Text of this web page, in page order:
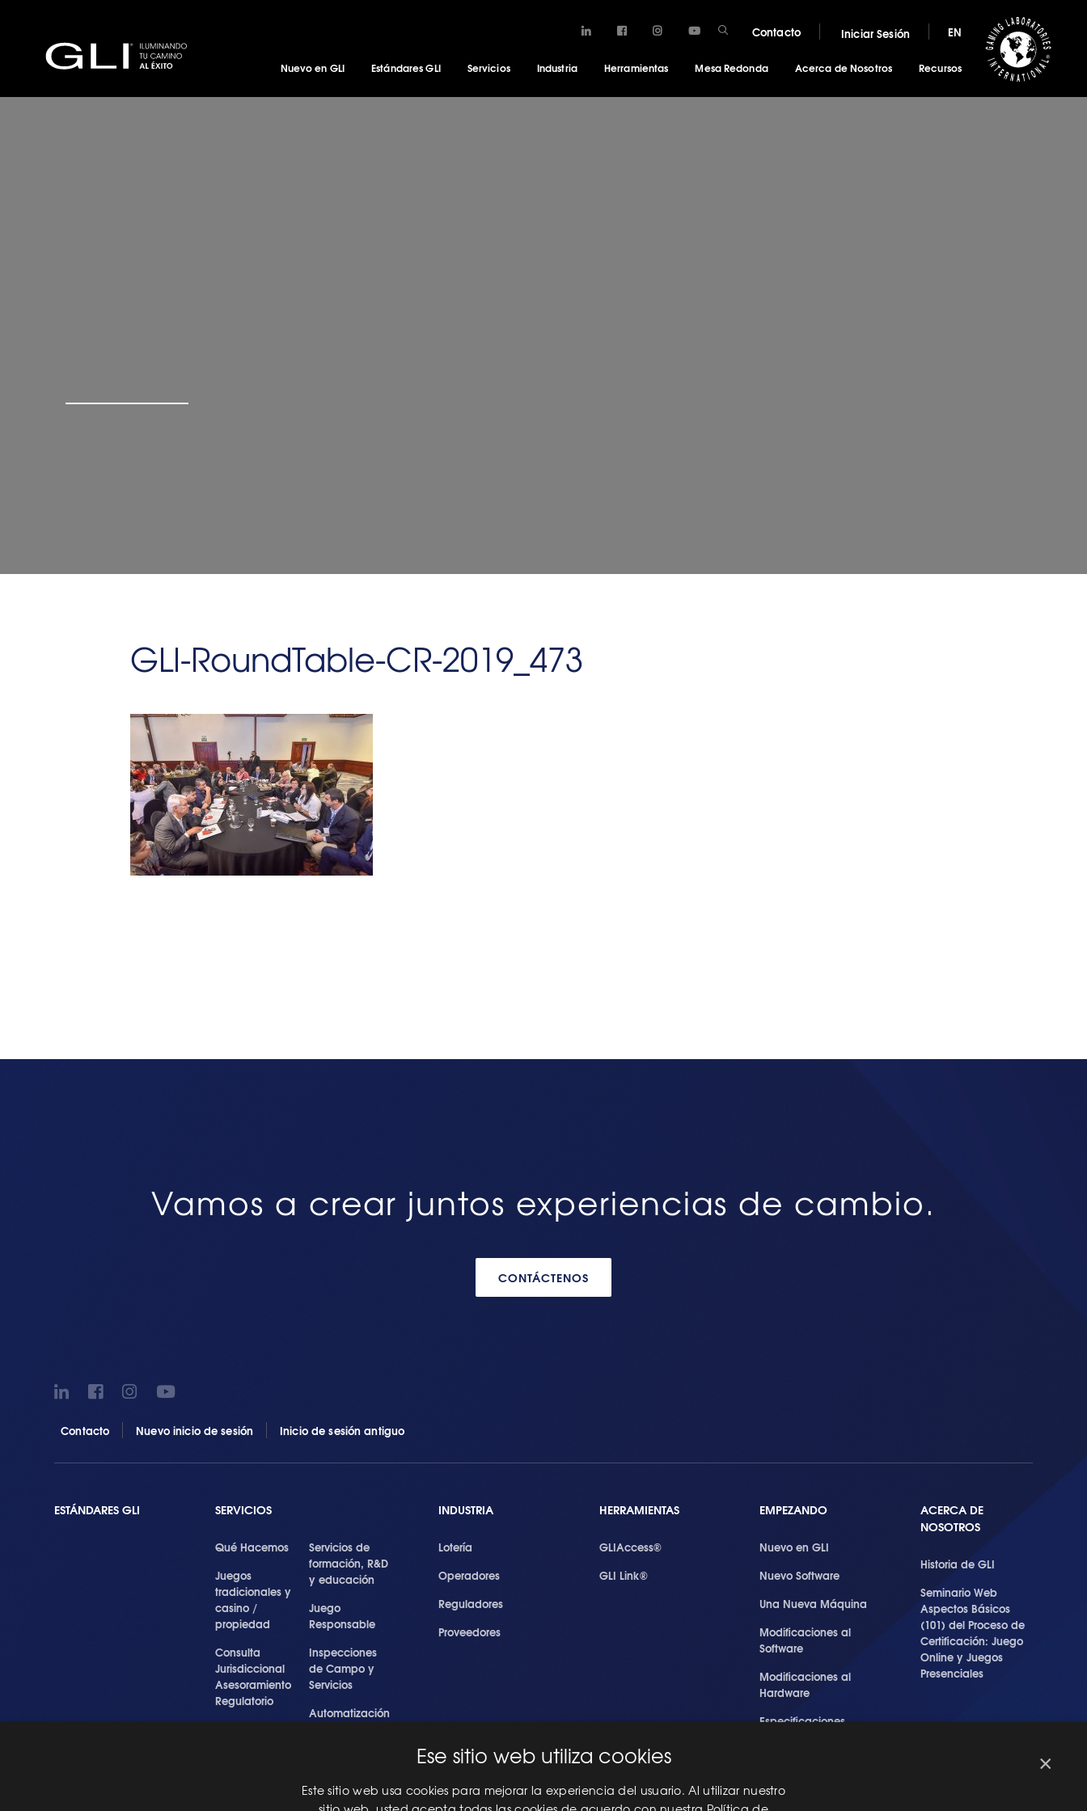
Contacto Iniciar Sesión EN
Nuevo en GLI Estándares GLI Servicios Industria Herramientas Mesa Redonda Acerca de Nosotros Recursos
GLI-RoundTable-CR-2019_473
Vamos a crear juntos experiencias de cambio.
CONTÁCTENOS
Contacto Nuevo inicio de sesión Inicio de sesión antiguo
ESTÁNDARES GLI SERVICIOS
Qué Hacemos
Juegos
tradicionales y
casino /
propiedad
Consulta
Jurisdiccional
Asesoramiento
Regulatorio
Servicios de
formación, R&D
y educación
Juego
Responsable
Inspecciones
de Campo y
Servicios
Automatización
Profesionales
INDUSTRIA
Lotería
Operadores
Reguladores
Proveedores
HERRAMIENTAS
GLIAccess®
GLI Link®
EMPEZANDO
Nuevo en GLI
Nuevo Software
Una Nueva Máquina
Modificaciones al
Software
Modificaciones al
Hardware
Especificaciones
ACERCA DE
NOSOTROS
Historia de GLI
Seminario Web
Aspectos Básicos
(101) del Proceso de
Certificación: Juego
Online y Juegos
Presenciales
×
Ese sitio web utiliza cookies
Este sitio web usa cookies para mejorar la experiencia del usuario. Al utilizar nuestro